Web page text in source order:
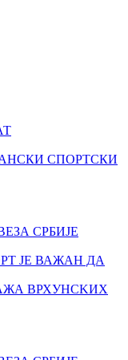
СПОРТСКИ
СРБИЈЕ
ЈЕ ВАЖАН ДА
ВРХУНСKИХ